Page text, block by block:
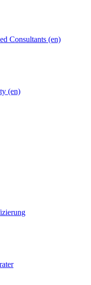
Consultants (en)
(en)